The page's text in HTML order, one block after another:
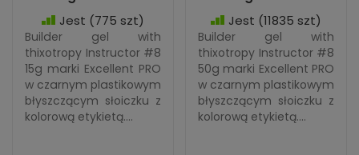
Jest (775 szt)
Builder gel with
thixotropy Instructor #8
15g marki Excellent PRO
w czarnym plastikowym
błyszczącym słoiczku z
kolorową etykietą....
Jest (11835 szt)
Builder gel with
thixotropy Instructor #8
50g marki Excellent PRO
w czarnym plastikowym
błyszczącym słoiczku z
kolorową etykietą....